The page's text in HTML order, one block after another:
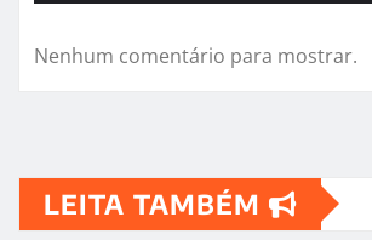
Nenhum comentário para mostrar.
LEITA TAMBÉM